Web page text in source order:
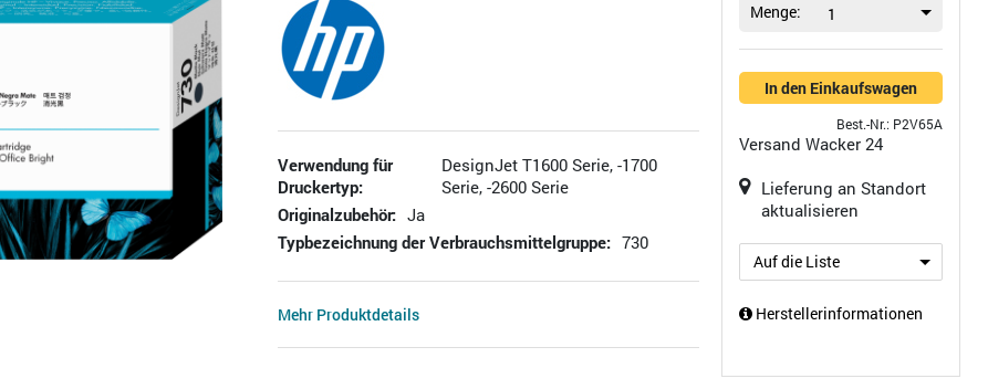
Verwendung für
Druckertyp:
DesignJet T1600 Serie, -1700
Serie, -2600 Serie
Originalzubehör: Ja
Typbezeichnung der Verbrauchsmittelgruppe: 730
Mehr Produktdetails
Menge: 1
In den Einkaufswagen
Best.-Nr.: P2V65A
Versand Wacker 24
Lieferung an Standort
aktualisieren
Auf die Liste
Herstellerinformationen